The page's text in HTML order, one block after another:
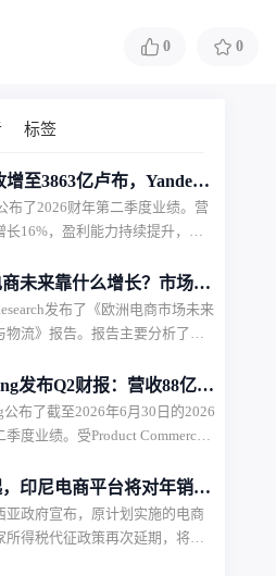
0 0
标签
增至3863亿卢布，Yandex
首次盈利
布了2026财年第二季度业绩。营
长16%，盈利能力持续提升，电
商未来靠什么增长？市场规
与物流全面解析
发布了《欧洲电商市场未来
物流》报告。报告主要分析了欧
，以及物流市场趋势，探讨未来
市场的发展方向。
发布Q2财报：营收88亿美
能力承压
公布了截至2026年6月30日的2026
季度业绩。受Product Commerce
本季度营收保持增长，但利润承
，印尼电商平台将对年销售
卢比卖家征税
亚政府宣布，原计划实施的电商
所得税代征政策再次延期，将从